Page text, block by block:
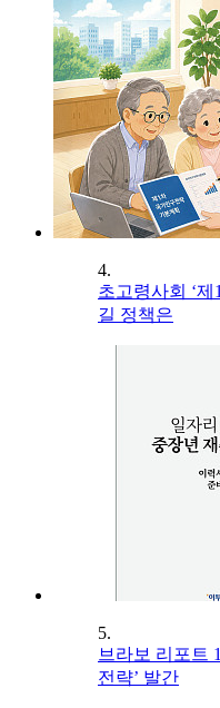
4.
초고령사회 ‘
길 정책은
5.
브라보 리포트
전략’ 발간